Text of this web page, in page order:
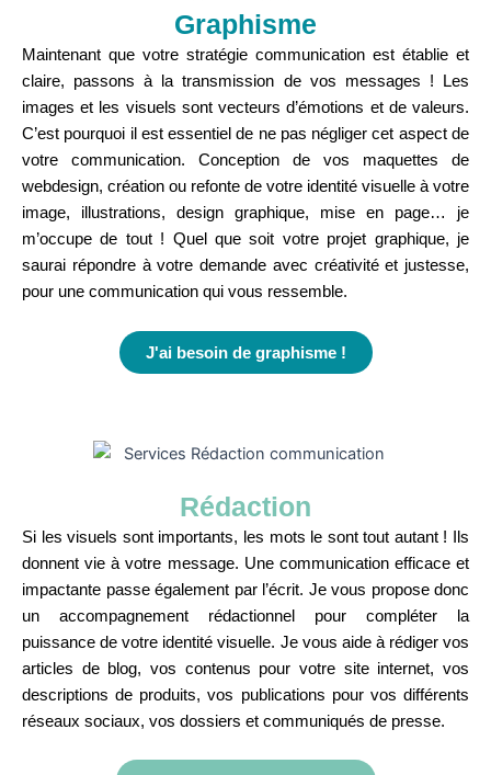
Graphisme
Maintenant que votre stratégie communication est établie et
claire, passons à la transmission de vos messages !
Les
images et les visuels sont vecteurs d’émotions et de valeurs.
C’est pourquoi il est essentiel de ne pas négliger cet aspect de
votre communication. Conception de vos maquettes de
webdesign, création ou refonte de votre identité visuelle à votre
image, illustrations, design graphique, mise en page… je
m’occupe de tout ! Quel que soit votre projet graphique, je
saurai répondre à votre demande avec créativité et justesse,
pour une communication qui vous ressemble.
J'ai besoin de graphisme !
Rédaction
Si les visuels sont importants, les mots le sont tout autant ! Ils
donnent vie à votre message. Une communication efficace et
impactante passe également par l’écrit. Je vous propose donc
un accompagnement rédactionnel pour compléter la
puissance de votre identité visuelle. Je vous aide à rédiger vos
articles de blog, vos contenus pour votre site internet, vos
descriptions de produits, vos publications pourvos différents
réseaux sociaux, vos dossiers et communiqués de presse.